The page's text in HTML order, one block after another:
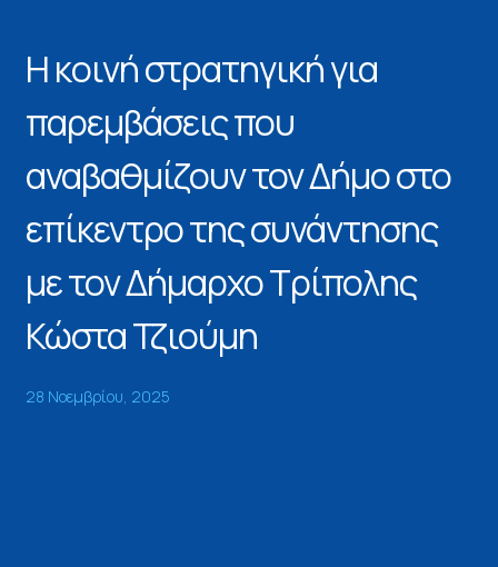
Η κοινή στρατηγική για
παρεμβάσεις που
αναβαθμίζουν τον Δήμο στο
επίκεντρο της συνάντησης
με τον Δήμαρχο Τρίπολης
Κώστα Τζιούμη
28 Νοεμβρίου, 2025